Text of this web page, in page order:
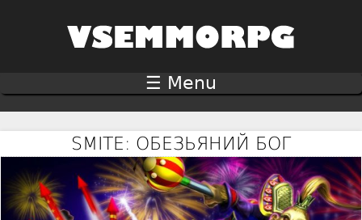
SMITE: ОБЕЗЬЯНИЙ БОГ
☰ Menu